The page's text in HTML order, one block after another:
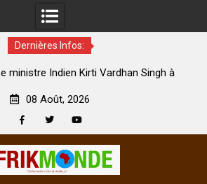
Dernières Infos:
ministre Indien Kirti Vardhan Singh à
08 Août, 2026